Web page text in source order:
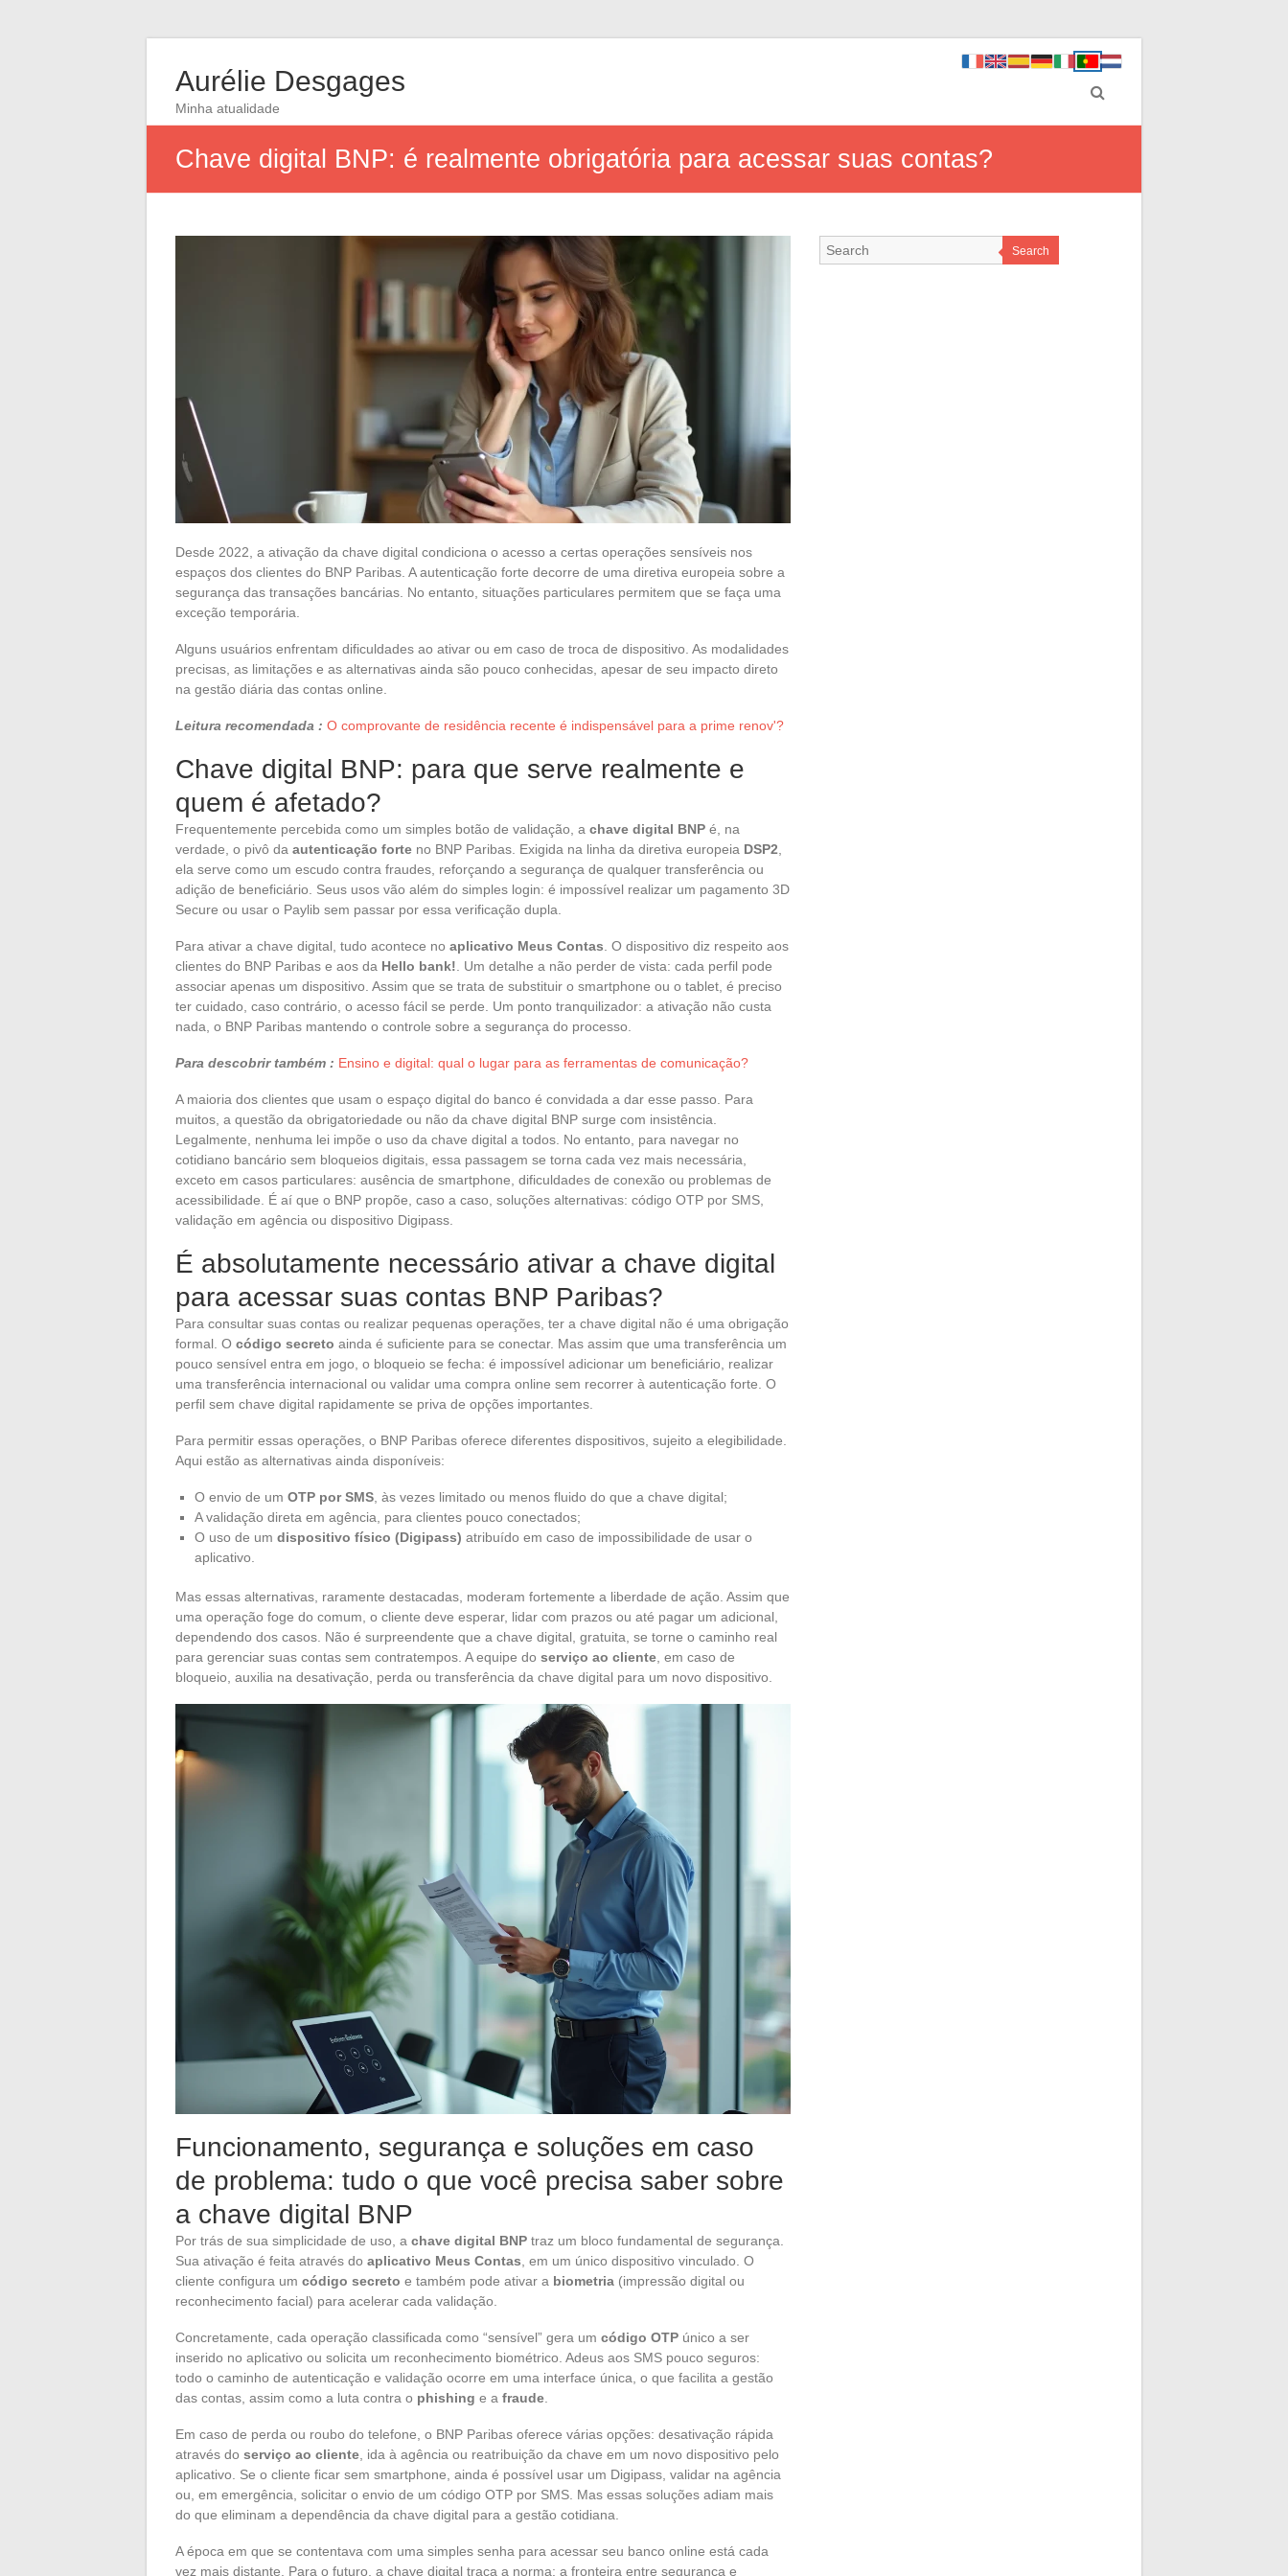
Aurélie Desgages
Minha atualidade
Chave digital BNP: é realmente obrigatória para acessar suas contas?
Desde 2022, a ativação da chave digital condiciona o acesso a certas operações sensíveis nos
espaços dos clientes do BNP Paribas. A autenticação forte decorre de uma diretiva europeia sobre a
segurança das transações bancárias. No entanto, situações particulares permitem que se faça uma
exceção temporária.
Alguns usuários enfrentam dificuldades ao ativar ou em caso de troca de dispositivo. As modalidades
precisas, as limitações e as alternativas ainda são pouco conhecidas, apesar de seu impacto direto
na gestão diária das contas online.
Leitura recomendada : O comprovante de residência recente é indispensável para a prime renov'?
Chave digital BNP: para que serve realmente e
quem é afetado?
Frequentemente percebida como um simples botão de validação, a chave digital BNP é, na
verdade, o pivô da autenticação forte no BNP Paribas. Exigida na linha da diretiva europeia DSP2
ela serve como um escudo contra fraudes, reforçando a segurança de qualquer transferência ou
adição de beneficiário. Seus usos vão além do simples login: é impossível realizar um pagamento 3D
Secure ou usar o Paylib sem passar por essa verificação dupla.
Para ativar a chave digital, tudo acontece no aplicativo Meus Contas . O dispositivo diz respeito aos
clientes do BNP Paribas e aos da Hello bank! . Um detalhe a não perder de vista: cada perfil pode
associar apenas um dispositivo. Assim que se trata de substituir o smartphone ou o tablet, é preciso
ter cuidado, caso contrário, o acesso fácil se perde. Um ponto tranquilizador: a ativação não custa
nada, o BNP Paribas mantendo o controle sobre a segurança do processo.
Para descobrir também : Ensino e digital: qual o lugar para as ferramentas de comunicação?
A maioria dos clientes que usam o espaço digital do banco é convidada a dar esse passo. Para
muitos, a questão da obrigatoriedade ou não da chave digital BNP surge com insistência.
Legalmente, nenhuma lei impõe o uso da chave digital a todos. No entanto, para navegar no
cotidiano bancário sem bloqueios digitais, essa passagem se torna cada vez mais necessária,
exceto em casos particulares: ausência de smartphone, dificuldades de conexão ou problemas de
acessibilidade. É aí que o BNP propõe, caso a caso, soluções alternativas: código OTP por SMS,
validação em agência ou dispositivo Digipass.
É absolutamente necessário ativar a chave digital
para acessar suas contas BNP Paribas?
Para consultar suas contas ou realizar pequenas operações, ter a chave digital não é uma obrigação
formal. O código secreto ainda é suficiente para se conectar. Mas assim que uma transferência um
pouco sensível entra em jogo, o bloqueio se fecha: é impossível adicionar um beneficiário, realizar
uma transferência internacional ou validar uma compra online sem recorrer à autenticação forte. O
perfil sem chave digital rapidamente se priva de opções importantes.
Para permitir essas operações, o BNP Paribas oferece diferentes dispositivos, sujeito a elegibilidade.
Aqui estão as alternativas ainda disponíveis:
O envio de um OTP por SMS , às vezes limitado ou menos fluido do que a chave digital;
A validação direta em agência, para clientes pouco conectados;
O uso de um dispositivo físico (Digipass) atribuído em caso de impossibilidade de usar o
aplicativo.
Mas essas alternativas, raramente destacadas, moderam fortemente a liberdade de ação. Assim que
uma operação foge do comum, o cliente deve esperar, lidar com prazos ou até pagar um adicional,
dependendo dos casos. Não é surpreendente que a chave digital, gratuita, se torne o caminho real
para gerenciar suas contas sem contratempos. A equipe do serviço ao cliente , em caso de
bloqueio, auxilia na desativação, perda ou transferência da chave digital para um novo dispositivo.
Funcionamento, segurança e soluções em caso
de problema: tudo o que você precisa saber sobre
a chave digital BNP
Por trás de sua simplicidade de uso, a chave digital BNP traz um bloco fundamental de segurança.
Sua ativação é feita através do aplicativo Meus Contas , em um único dispositivo vinculado. O
cliente configura um código secreto e também pode ativar a biometria (impressão digital ou
reconhecimento facial) para acelerar cada validação.
Concretamente, cada operação classificada como “sensível” gera um código OTP único a ser
inserido no aplicativo ou solicita um reconhecimento biométrico. Adeus aos SMS pouco seguros:
todo o caminho de autenticação e validação ocorre em uma interface única, o que facilita a gestão
das contas, assim como a luta contra o phishing e a fraude
Em caso de perda ou roubo do telefone, o BNP Paribas oferece várias opções: desativação rápida
através do serviço ao cliente , ida à agência ou reatribuição da chave em um novo dispositivo pelo
aplicativo. Se o cliente ficar sem smartphone, ainda é possível usar um Digipass, validar na agência
ou, em emergência, solicitar o envio de um código OTP por SMS. Mas essas soluções adiam mais
do que eliminam a dependência da chave digital para a gestão cotidiana.
A época em que se contentava com uma simples senha para acessar seu banco online está cada
vez mais distante. Para o futuro, a chave digital traça a norma: a fronteira entre segurança e
Search